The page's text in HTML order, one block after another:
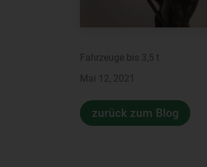
Fahrzeuge bis 3,5 t
Mai 12, 2021
zurück zum Blog